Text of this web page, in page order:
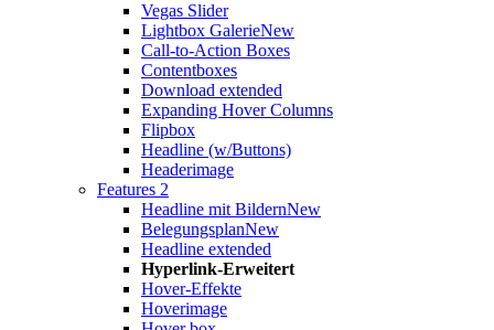
Vegas Slider
Lightbox GalerieNew
Call-to-Action Boxes
Contentboxes
Download extended
Expanding Hover Columns
Flipbox
Headline (w/Buttons)
Headerimage
Features 2
Headline mit BildernNew
BelegungsplanNew
Headline extended
Hyperlink-Erweitert
Hover-Effekte
Hoverimage